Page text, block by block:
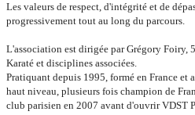
Les valeurs de respect, d'intégrité et de
progressivement tout au long du parcours.
L'association est dirigée par Grégory Foiry,
Karaté et disciplines associées.
Pratiquant depuis 1995, formé en France et
haut niveau, plusieurs fois champion de
club parisien en 2007 avant d'ouvrir VDST